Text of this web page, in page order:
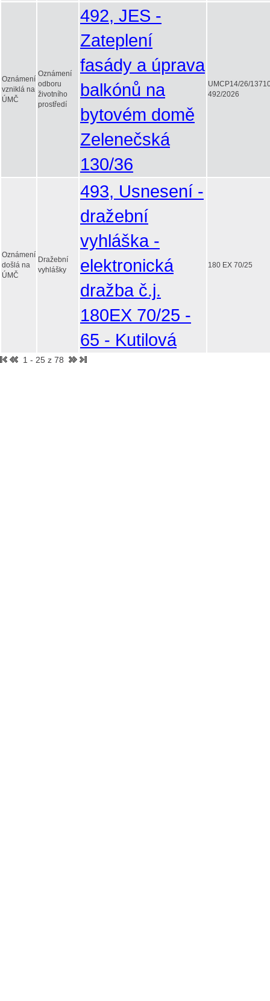
Oznámení
vzniklá na
ÚMČ
Oznámení
odboru
životního
prostředí
492, JES -
Zateplení
fasády a úprava
balkónů na
bytovém domě
Zelenečská
130/36
UMCP14/26/
492/2026
Oznámení
došlá na
ÚMČ
Dražební
vyhlášky
493, Usnesení -
dražební
vyhláška -
elektronická
dražba č.j.
180EX 70/25 -
65 - Kutilová
180 EX 70/25
1 - 25 z 78